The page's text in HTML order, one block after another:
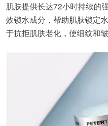
肌肤提供长达72小时持续的
效锁水成分，帮助肌肤锁定
于抗拒肌肤老化，使细纹和